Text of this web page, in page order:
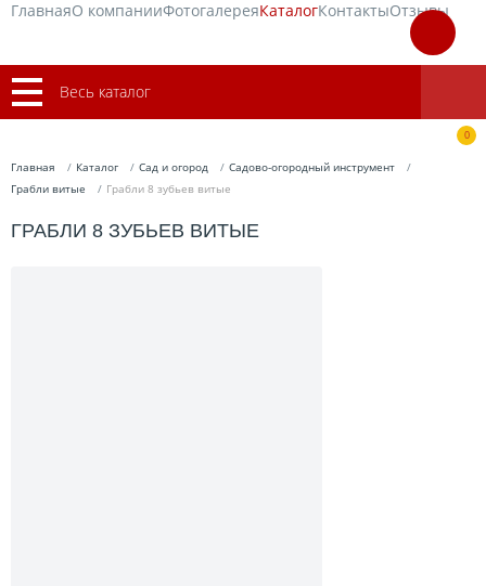
ГлавнаяО компанииФотогалереяКаталогКонтактыОтзывы
Весь каталог
0
Главная Каталог Сад и огород
Садово-огородный инструмент
Грабли витые
Грабли 8 зубьев витые
ГРАБЛИ 8 ЗУБЬЕВ ВИТЫЕ